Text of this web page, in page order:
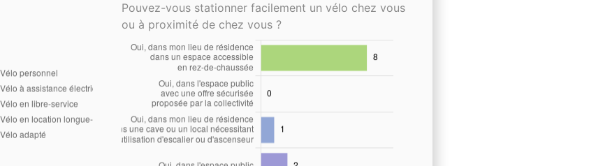
Pouvez-vous stationner facilement un vélo chez vous
ou à proximité de chez vous ?